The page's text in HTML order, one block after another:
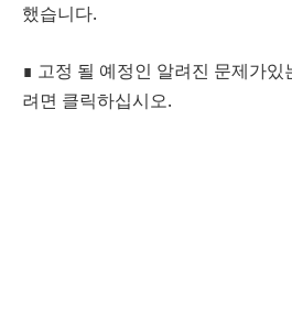
했습니다.
∎ 고정 될 예정인 알려진 문제가
려면 클릭하십시오.